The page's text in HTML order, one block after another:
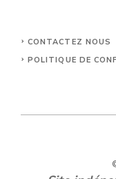
CONTACTEZ NOUS
POLITIQUE DE